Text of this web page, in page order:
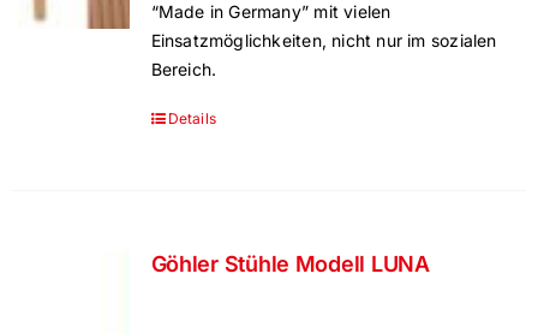
“Made in Germany” mit vielen
Einsatzmöglichkeiten, nicht nur im sozialen
Bereich.
Details
Göhler Stühle Modell LUNA